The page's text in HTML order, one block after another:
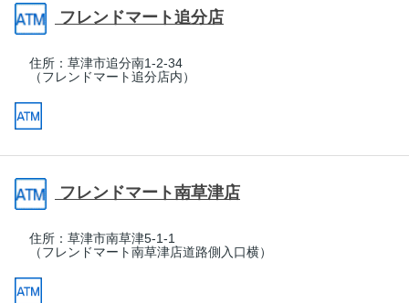
フレンドマート追分店
住所： 草津市追分南1-2-34
（フレンドマート追分店内）
フレンドマート南草津店
住所： 草津市南草津5-1-1
（フレンドマート南草津店道路側入口横）